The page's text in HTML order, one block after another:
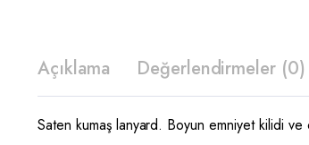
Açıklama Değerlendirmeler (0)
Saten kumaş lanyard. Boyun emniyet kilidi